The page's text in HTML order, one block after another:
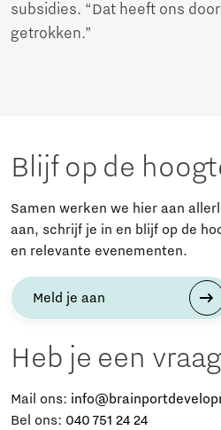
subsidies. “Dat heeft ons
getrokken.”
Blijf op de
Samen werken we hier aan
aan, schrijf je in en blijf op de
en relevante evenementen.
Meld je aan
Heb je een
Mail ons:
Bel ons: 040 751 24 24